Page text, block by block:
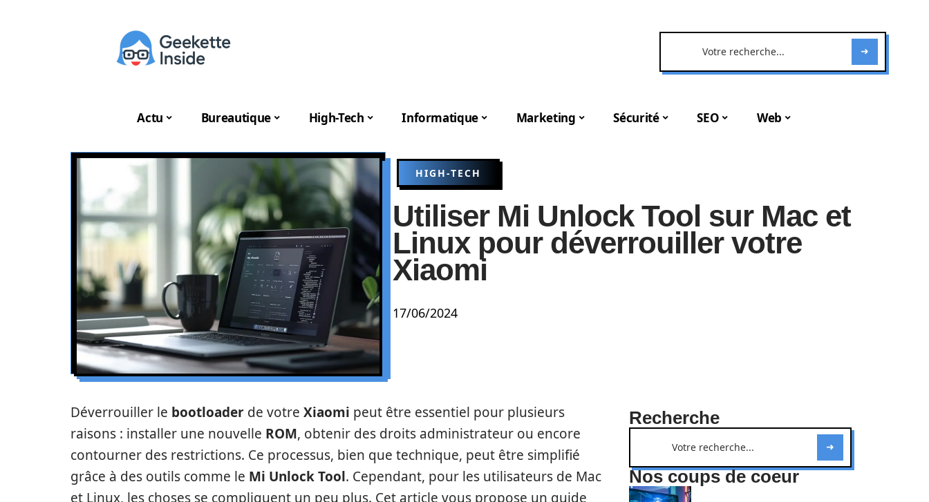
Actu Bureautique High-Tech Informatique Marketing Sécurité SEO Web
HIGH-TECH
Utiliser Mi Unlock Tool sur Mac et
Linux pour déverrouiller votre
Xiaomi
17/06/2024
Déverrouiller le bootloader de votre Xiaomi peut être essentiel pour plusieurs
raisons : installer une nouvelle ROM, obtenir des droits administrateur ou encore
contourner des restrictions. Ce processus, bien que technique, peut être simplifié
grâce à des outils comme le Mi Unlock Tool. Cependant, pour les utilisateurs de Mac
et Linux, les choses se compliquent un peu plus. Cet article vous propose un guide
Recherche
Nos coups de coeur